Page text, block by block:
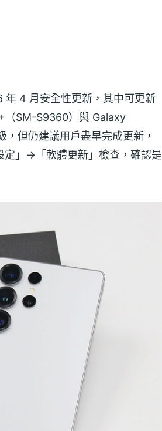
年 4 月安全性更新，其中可更新
（SM-S9360）與 Galaxy
但仍建議用戶盡早完成更新，
定」→「軟體更新」檢查，確認是